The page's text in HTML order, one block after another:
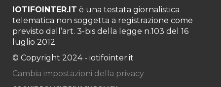
IOTIFOINTER.IT è una testata giornalistica
telematica non soggetta a registrazione come
previsto dall’art. 3-bis della legge n.103 del 16
luglio 2012
© Copyright 2024 - iotifointer.it
Cambia impostazioni della privacy